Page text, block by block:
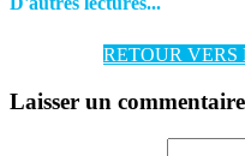
RETOUR VERS
Laisser un commentaire